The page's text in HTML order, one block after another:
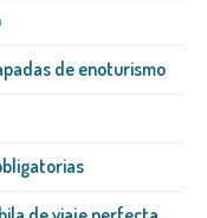
de enoturismo